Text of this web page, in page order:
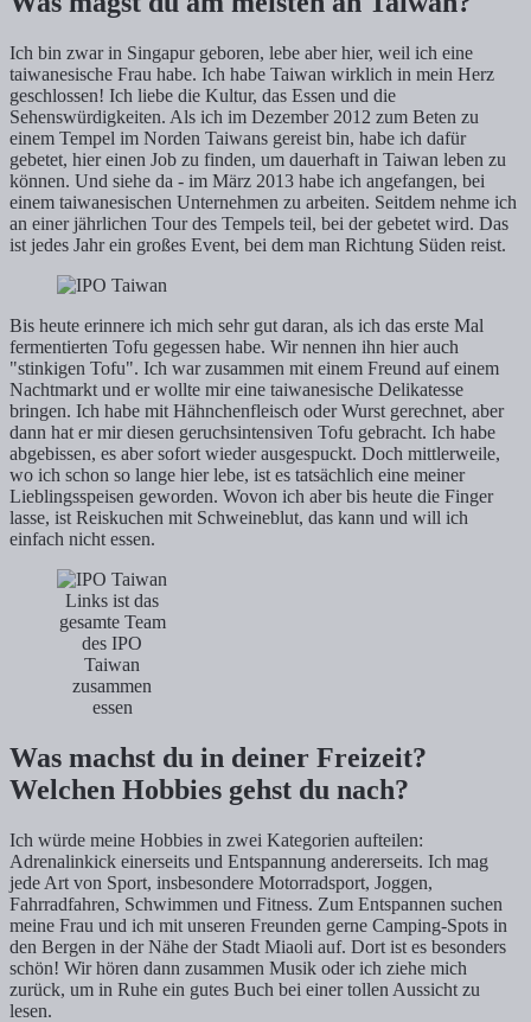
Ich bin zwar in Singapur geboren, lebe aber hier, weil ich eine
taiwanesische Frau habe. Ich habe Taiwan wirklich in mein Herz
geschlossen! Ich liebe die Kultur, das Essen und die
Sehenswürdigkeiten. Als ich im Dezember 2012 zum Beten zu
einem Tempel im Norden Taiwans gereist bin, habe ich dafür
gebetet, hier einen Job zu finden, um dauerhaft in Taiwan leben zu
können. Und siehe da - im März 2013 habe ich angefangen, bei
einem taiwanesischen Unternehmen zu arbeiten. Seitdem nehme ich
an einer jährlichen Tour des Tempels teil, bei der gebetet wird. Das
ist jedes Jahr ein großes Event, bei dem man Richtung Süden reist.
Bis heute erinnere ich mich sehr gut daran, als ich das erste Mal
fermentierten Tofu gegessen habe. Wir nennen ihn hier auch
"stinkigen Tofu". Ich war zusammen mit einem Freund auf einem
Nachtmarkt und er wollte mir eine taiwanesische Delikatesse
bringen. Ich habe mit Hähnchenfleisch oder Wurst gerechnet, aber
dann hat er mir diesen geruchsintensiven Tofu gebracht. Ich habe
abgebissen, es aber sofort wieder ausgespuckt. Doch mittlerweile,
wo ich schon so lange hier lebe, ist es tatsächlich eine meiner
Lieblingsspeisen geworden. Wovon ich aber bis heute die Finger
lasse, ist Reiskuchen mit Schweineblut, das kann und will ich
einfach nicht essen.
Links ist das
gesamte Team
des IPO
Taiwan
zusammen
essen
Was machst du in deiner Freizeit?
Welchen Hobbies gehst du nach?
Ich würde meine Hobbies in zwei Kategorien aufteilen:
Adrenalinkick einerseits und Entspannung andererseits. Ich mag
jede Art von Sport, insbesondere Motorradsport, Joggen,
Fahrradfahren, Schwimmen und Fitness. Zum Entspannen suchen
meine Frau und ich mit unseren Freunden gerne Camping-Spots in
den Bergen in der Nähe der Stadt Miaoli auf. Dort ist es besonders
schön! Wir hören dann zusammen Musik oder ich ziehe mich
zurück, um in Ruhe ein gutes Buch bei einer tollen Aussicht zu
lesen.